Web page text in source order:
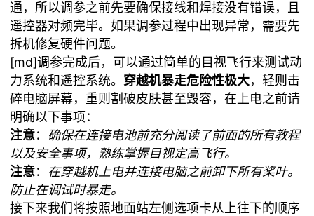
通，所以调参之前先要确保接线和焊接没有错误，且
遥控器对频完毕。如果调参过程中出现异常，需要先
拆机修复硬件问题。
[md]调参完成后，可以通过简单的目视飞行来测试动
力系统和遥控系统。 穿越机暴走危险性极大，轻则击
碎电脑屏幕，重则割破皮肤甚至毁容，在上电之前请
明确以下事项：
注意： 确保在连接电池前充分阅读了前面的所有教程
以及安全事项，熟练掌握目视定高飞行。
注意： 在穿越机上电并连接电脑之前卸下所有桨叶。
防止在调试时暴走。
接下来我们将按照地面站左侧选项卡从上往下的顺序